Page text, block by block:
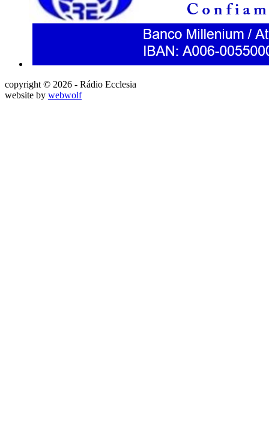
copyright © 2026 - Rádio Ecclesia
website by webwolf